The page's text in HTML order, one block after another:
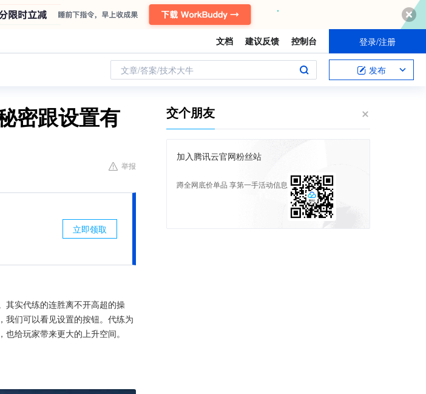
文档 建议反馈 控制台 登录/注册
文章/答案/技术大牛 发布
密跟设置有
举报
立即领取
其实代练的连胜离不开高超的操
我们可以看见设置的按钮。代练为
给玩家带来更大的上升空间。
交个朋友
加入腾讯云官网粉丝站
蹲全网底价单品 享第一手活动信息